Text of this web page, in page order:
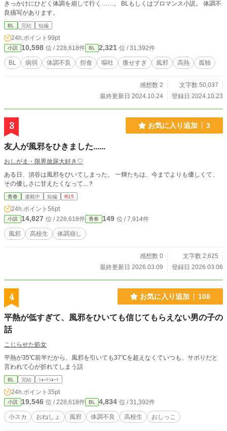
きっかけにひどく体調を崩して行く……。 BLもしくはブロマンス小説。 体調不
良描写があります。
BL 完結 短編
24h.ポイント 99pt
小説 10,598 位 / 228,618件 BL 2,321 位 / 31,392件
BL 病弱 体調不良 拒食 嘔吐 痩せすぎ 風邪 高熱 孤独
感想数 2
文字数 50,037
最終更新日 2024.10.24
登録日 2024.10.23
3 お気に入り追加 3
友人が風邪をひきました......
おしがま・限界放尿大好き♡
ある日、須谷は風邪をひいてしまった。 一輝たちは、今までよりも優しくて、
その優しさに甘えたくなって...？
青春 連載中 短編 R15
24h.ポイント 56pt
小説 14,827 位 / 228,618件 青春 149 位 / 7,914件
風邪 高校生 体調崩し
感想数 0
文字数 2,625
最終更新日 2026.03.09
登録日 2026.03.06
4 お気に入り追加 108
平熱が低すぎて、風邪をひいても信じてもらえない男の子の
話
こじらせた処女
平熱が35℃前半だから、風邪を引いても37℃を超えなくていつも、サボりだと
言われて心が折れてしまう話
BL 完結 ｼｮｰﾄｼｮｰﾄ
24h.ポイント 35pt
小説 19,546 位 / 228,618件 BL 4,834 位 / 31,392件
小スカ おねしょ 風邪 体調不良 高校生 おしっこ